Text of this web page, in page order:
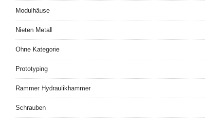
Modulhäuse
Nieten Metall
Ohne Kategorie
Prototyping
Rammer Hydraulikhammer
Schrauben